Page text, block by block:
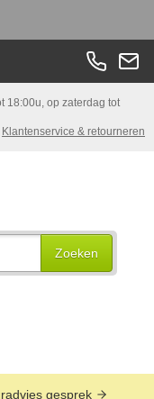
18:00u, op zaterdag tot
Klantenservice & retourneren
Zoeken
gesprek